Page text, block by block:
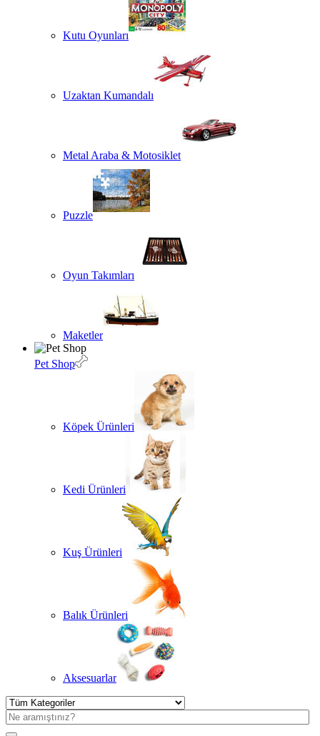
Kutu Oyunları
Uzaktan Kumandalı
Metal Araba & Motosiklet
Puzzle
Oyun Takımları
Maketler
Pet Shop
Köpek Ürünleri
Kedi Ürünleri
Kuş Ürünleri
Balık Ürünleri
Aksesuarlar